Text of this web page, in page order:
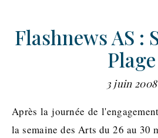
Flashnews AS :
Plage
3 juin 2008
Après la journée de l'engagement politique du 14 mai,
la semaine des Arts du 26 au 30